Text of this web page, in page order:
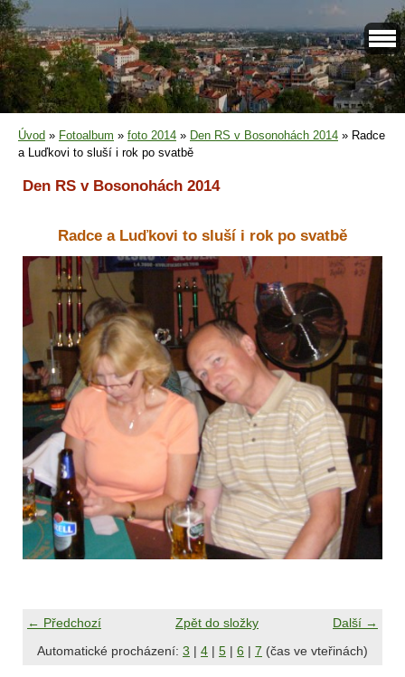
Úvod » Fotoalbum » foto 2014 » Den RS v Bosonohách 2014 » Radce
a Luďkovi to sluší i rok po svatbě
Den RS v Bosonohách 2014
Radce a Luďkovi to sluší i rok po svatbě
← Předchozí Další →
Zpět do složky
Automatické procházení: 3 | 4 | 5 | 6 | 7 (čas ve vteřinách)